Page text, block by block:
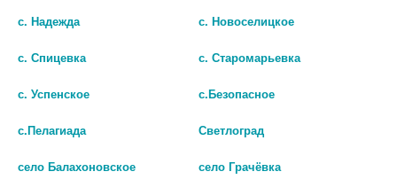
В КОРЗИНУ
с. Надежда с. Новоселицкое
с. Спицевка с. Старомарьевка
с. Успенское с.Безопасное
с.Пелагиада Светлоград
село Балахоновское село Грачёвка